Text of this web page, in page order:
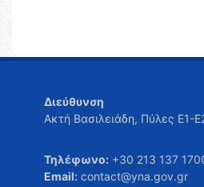
Διεύθυνση
Ακτή Βασιλειάδη, Πύλες Ε1-
Τηλέφωνο: +30 213 137
Email: contact@yna.gov.gr